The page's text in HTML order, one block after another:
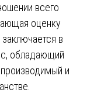
всего
оценку
в
обладающий
и